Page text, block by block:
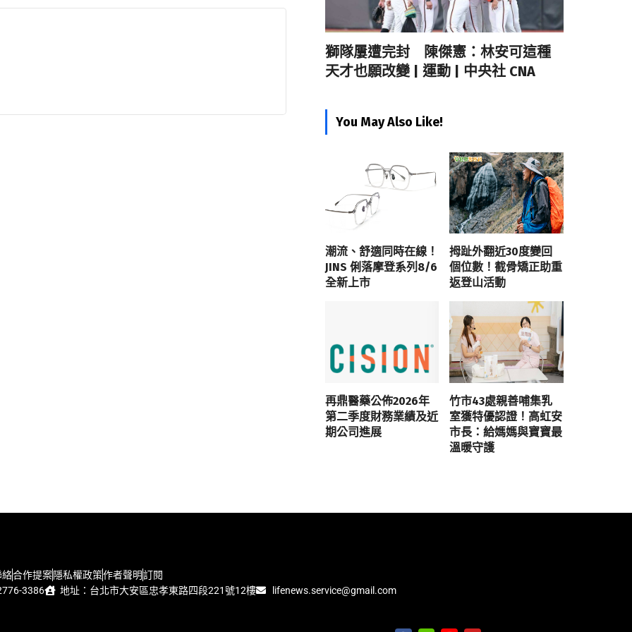
獅隊屢遭完封 陳傑憲：林安可這種
天才也願改變 | 運動 | 中央社 CNA
You May Also Like!
潮流、舒適同時在線！
JINS 俐落摩登系列8/6
全新上市
拇趾外翻近30度變回
個位數！截骨矯正助重
返登山活動
再鼎醫藥公佈2026年
第二季度財務業績及近
期公司進展
竹市43處親善哺集乳
室獲特優認證！高虹安
市長：給媽媽與寶寶最
溫暖守護
絡合作提案隱私權政策作者聲明訂閱
3386
地址：台北市大安區忠孝東路四段221號12樓 lifenews.service@gmail.com